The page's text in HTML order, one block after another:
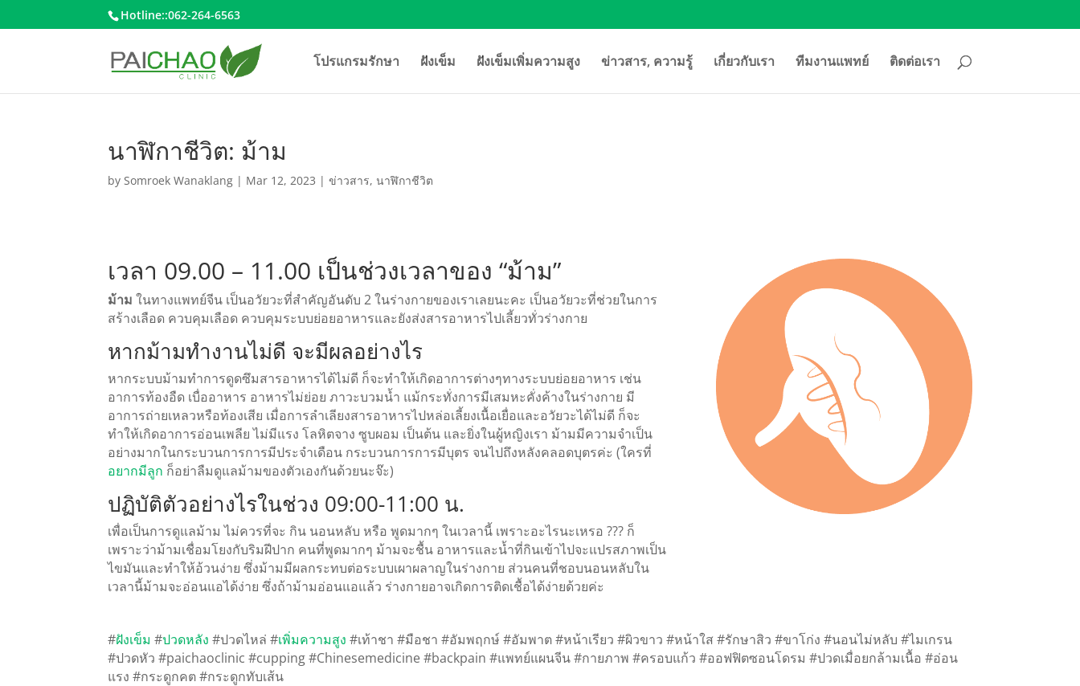
Hotline::062-264-6563
โปรแกรมรักษา ฝังเข็ม ฝังเข็มเพิ่มความสูง ข่าวสาร, ความรู้ เกี่ยวกับเรา ทีมงานแพทย์ ติดต่อเรา
นาฬิกาชีวิต: ม้าม
bySomroek Wanaklang | Mar 12, 2023 |ข่าวสาร,นาฬิกาชีวิต
เวลา 09.00 – 11.00 เป็นช่วงเวลาของ “ม้าม”
ม้าม ในทางแพทย์จีน เป็นอวัยวะที่สำคัญอันดับ 2 ในร่างกายของเราเลยนะคะ เป็นอวัยวะที่ช่วยในการ
สร้างเลือด ควบคุมเลือด ควบคุมระบบย่อยอาหารและยังส่งสารอาหารไปเลี้ยวทั่วร่างกาย
หากม้ามทำงานไม่ดี จะมีผลอย่างไร
หากระบบม้ามทำการดูดซึมสารอาหารได้ไม่ดี ก็จะทำให้เกิดอาการต่างๆทางระบบย่อยอาหาร เช่น
อาการท้องอืด เบื่ออาหาร อาหารไม่ย่อย ภาวะบวมน้ำ แม้กระทั่งการมีเสมหะคั่งค้างในร่างกาย มี
อาการถ่ายเหลวหรือท้องเสีย เมื่อการลำเลียงสารอาหารไปหล่อเลี้ยงเนื้อเยื่อและอวัยวะได้ไม่ดี ก็จะ
ทำให้เกิดอาการอ่อนเพลีย ไม่มีแรง โลหิตจาง ซูบผอม เป็นต้น และยิ่งในผู้หญิงเรา ม้ามมีความจำเป็น
อย่างมากในกระบวนการการมีประจำเดือน กระบวนการการมีบุตร จนไปถึงหลังคลอดบุตรค่ะ (ใครที่
อยากมีลูก ก็อย่าลืมดูแลม้ามของตัวเองกันด้วยนะจ๊ะ)
ปฏิบัติตัวอย่างไรในช่วง 09:00-11:00 น.
เพื่อเป็นการดูแลม้าม ไม่ควรที่จะ กิน นอนหลับ หรือ พูดมากๆ ในเวลานี้ เพราะอะไรนะเหรอ ??? ก็
เพราะว่าม้ามเชื่อมโยงกับริมฝีปาก คนที่พูดมากๆ ม้ามจะชื้น อาหารและน้ำที่กินเข้าไปจะแปรสภาพเป็น
ไขมันและทำให้อ้วนง่าย ซึ่งม้ามมีผลกระทบต่อระบบเผาผลาญในร่างกาย ส่วนคนที่ชอบนอนหลับใน
เวลานี้ม้ามจะอ่อนแอได้ง่าย ซึ่งถ้าม้ามอ่อนแอแล้ว ร่างกายอาจเกิดการติดเชื้อได้ง่ายด้วยค่ะ
#ฝังเข็ม #ปวดหลัง #ปวดไหล่ #เพิ่มความสูง #เท้าชา #มือชา #อัมพฤกษ์ #อัมพาต #หน้าเรียว #ผิวขาว #หน้าใส #รักษาสิว #ขาโก่ง #นอนไม่หลับ #ไมเกรน
#ปวดหัว #paichaoclinic #cupping #Chinesemedicine #backpain #แพทย์แผนจีน #กายภาพ #ครอบแก้ว #ออฟฟิตซอนโดรม #ปวดเมื่อยกล้ามเนื้อ #อ่อน
แรง #กระดูกคต #กระดูกทับเส้น